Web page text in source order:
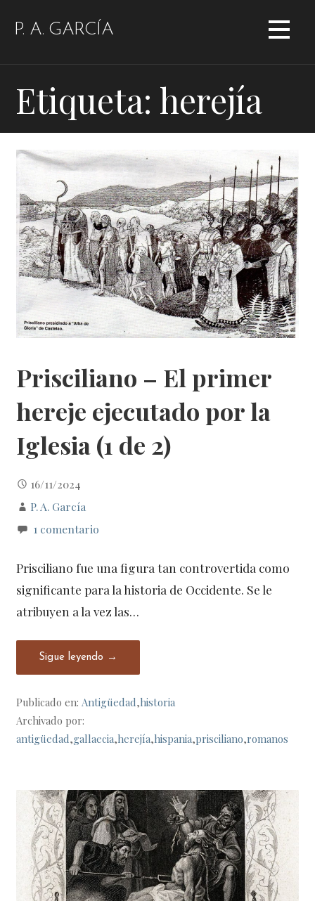
P. A. GARCÍA
Etiqueta: herejía
Prisciliano – El primer
hereje ejecutado por la
Iglesia (1 de 2)
16/11/2024
P. A. García
1 comentario
Prisciliano fue una figura tan controvertida como
significante para la historia de Occidente. Se le
atribuyen a la vez las…
Sigue leyendo →
Publicado en: Antigüedad,historia
Archivado por:
antigüedad,gallaecia,herejía,hispania,prisciliano,romanos